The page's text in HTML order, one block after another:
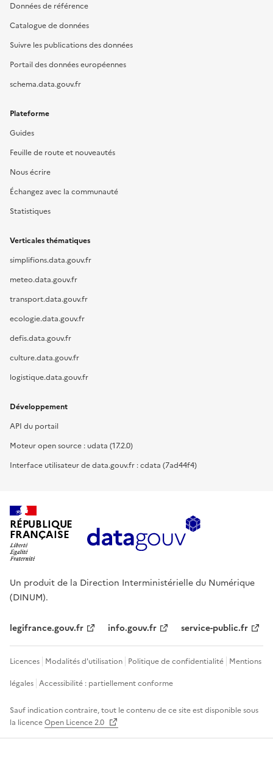
Données de référence
Catalogue de données
Suivre les publications des données
Portail des données européennes
schema.data.gouv.fr
Plateforme
Guides
Feuille de route et nouveautés
Nous écrire
Échangez avec la communauté
Statistiques
Verticales thématiques
simplifions.data.gouv.fr
meteo.data.gouv.fr
transport.data.gouv.fr
ecologie.data.gouv.fr
defis.data.gouv.fr
culture.data.gouv.fr
logistique.data.gouv.fr
Développement
API du portail
Moteur open source : udata (17.2.0)
Interface utilisateur de data.gouv.fr : cdata (7ad44f4)
RÉPUBLIQUE
FRANÇAISE
Un produit de la Direction Interministérielle du Numérique
(DINUM).
legifrance.gouv.fr info.gouv.fr service-public.fr
Licences Modalités d'utilisation Politique de confidentialité Mentions
légales Accessibilité : partiellement conforme
Sauf indication contraire, tout le contenu de ce site est disponible sous
la licenceOpen Licence 2.0